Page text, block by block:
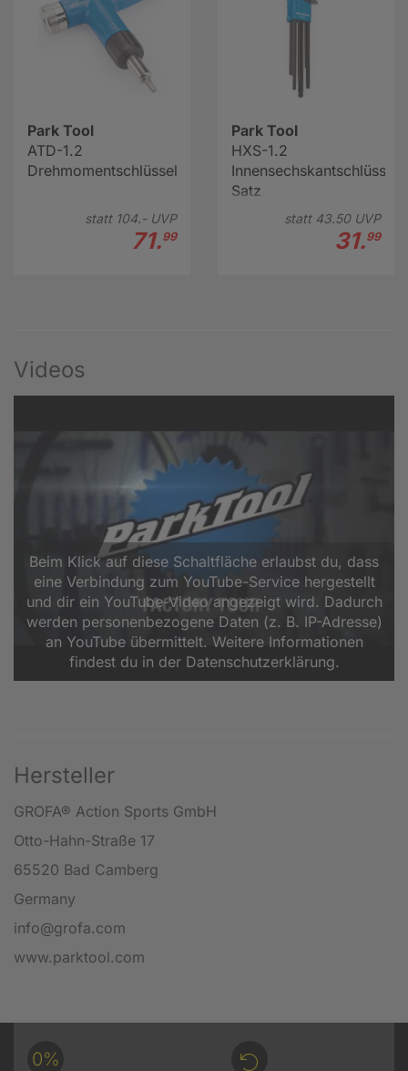
Park Tool
ATD-1.2
Drehmomentschlüssel
statt 104.-UVP
71.99
Park Tool
HXS-1.2
Innensechskantschlüssel-
Satz
statt 43.50UVP
31.99
Videos
Beim Klick auf diese Schaltfläche erlaubst du, dass
eine Verbindung zum YouTube-Service hergestellt
und dir ein YouTube-Video angezeigt wird. Dadurch
werden personenbezogene Daten (z. B. IP-Adresse)
an YouTube übermittelt. Weitere Informationen
findest du in der Datenschutzerklärung.
Hersteller
GROFA® Action Sports GmbH
Otto-Hahn-Straße 17
65520 Bad Camberg
Germany
info@grofa.com
www.parktool.com
0%